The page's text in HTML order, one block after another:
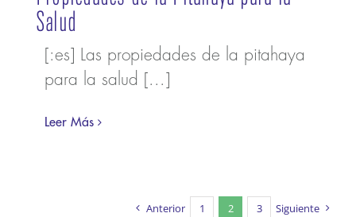
Salud
[:es] Las propiedades de la pitahaya
para la salud [...]
Leer Más
Anterior 1 2 3 Siguiente